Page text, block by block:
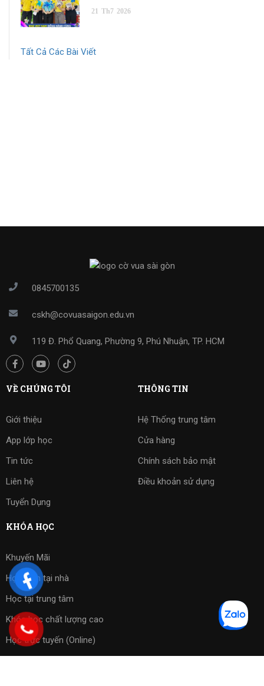
21 Th7 2026
Tất Cả Các Bài Viết
0845700135
cskh@covuasaigon.edu.vn
119 Đ. Phổ Quang, Phường 9, Phú Nhuận, TP. HCM
VỀ CHÚNG TÔI
Giới thiệu
App lớp học
Tin tức
Liên hệ
Tuyển Dụng
THÔNG TIN
Hệ Thống trung tâm
Cửa hàng
Chính sách bảo mật
Điều khoản sử dụng
KHÓA HỌC
Khuyến Mãi
Học kèm tại nhà
Học tại trung tâm
Khóa học chất lượng cao
Học trực tuyến (Online)